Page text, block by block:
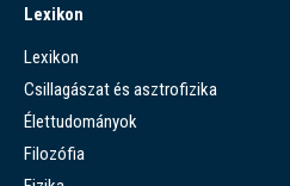
Lexikon
Lexikon
Csillagászat és asztrofizika
Élettudományok
Filozófia